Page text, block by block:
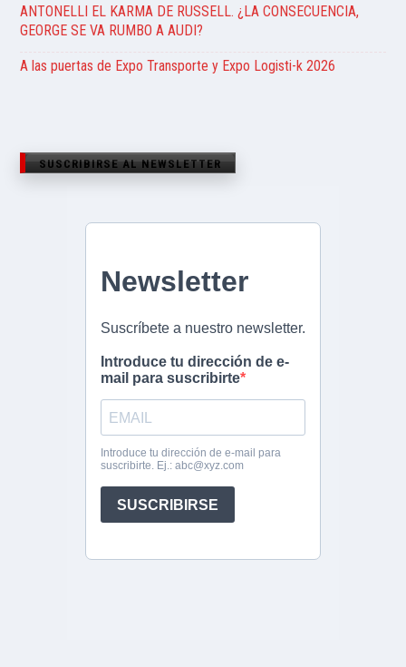
ANTONELLI EL KARMA DE RUSSELL. ¿LA CONSECUENCIA,
GEORGE SE VA RUMBO A AUDI?
A las puertas de Expo Transporte y Expo Logisti-k 2026
SUSCRIBIRSE AL NEWSLETTER